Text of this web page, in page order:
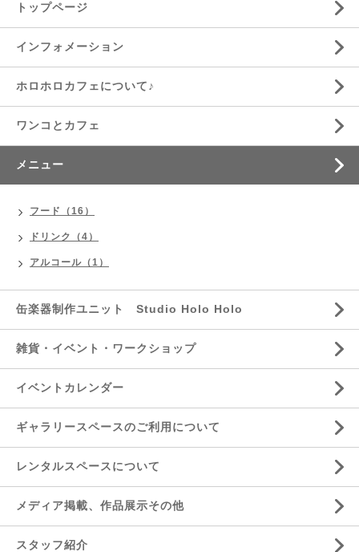
トップページ
インフォメーション
ホロホロカフェについて♪
ワンコとカフェ
メニュー
フード（16）
ドリンク（4）
アルコール（1）
缶楽器制作ユニット Studio Holo Holo
雑貨・イベント・ワークショップ
イベントカレンダー
ギャラリースペースのご利用について
レンタルスペースについて
メディア掲載、作品展示その他
スタッフ紹介